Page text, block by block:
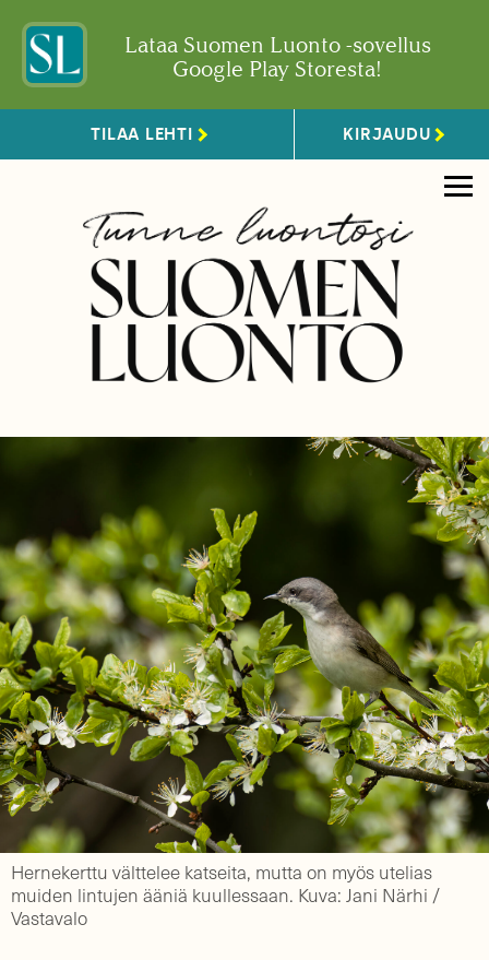
Lataa Suomen Luonto -sovellus
Google Play Storesta!
TILAA LEHTI KIRJAUDU
Hernekerttu välttelee katseita, mutta on myös utelias
muiden lintujen ääniä kuullessaan. Kuva: Jani Närhi /
Vastavalo